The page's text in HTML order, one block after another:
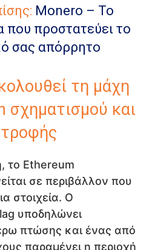
Monero – Το
που προστατεύει το
σας απόρρητο
τη μάχη
σχηματισμού και
το Ethereum
σε περιβάλλον που
στοιχεία. Ο
υποδηλώνει
πτώσης και ένας από
παραμένει η περιοχή